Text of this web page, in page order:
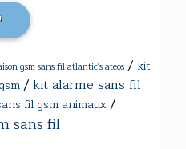
gsm sans fil atlantic's ateos / kit
/kit alarme sans fil
fil gsm animaux/
sans fil